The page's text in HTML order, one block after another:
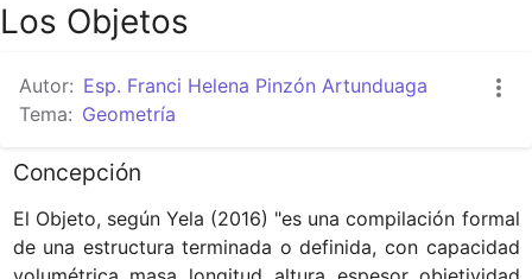
Los Objetos
Autor: Esp. Franci Helena Pinzón Artunduaga
Tema: Geometría
Concepción
El Objeto, según Yela (2016) "es una compilación formal
de una estructura terminada o definida, con capacidad